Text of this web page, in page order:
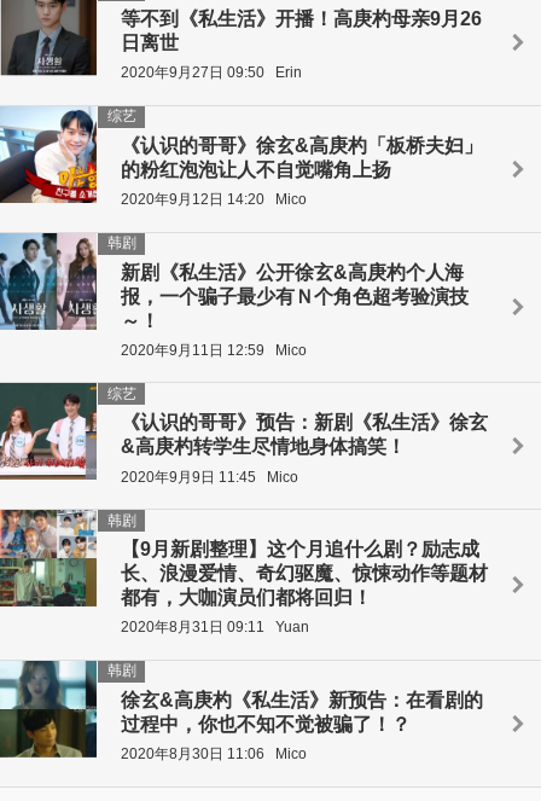
等不到《私生活》开播！高庚杓母亲9月26
日离世
2020年9月27日 09:50 Erin
《认识的哥哥》徐玄&高庚杓「板桥夫妇」
的粉红泡泡让人不自觉嘴角上扬
综艺
2020年9月12日 14:20 Mico
新剧《私生活》公开徐玄&高庚杓个人海
报，一个骗子最少有Ｎ个角色超考验演技
～！
韩剧
2020年9月11日 12:59 Mico
《认识的哥哥》预告：新剧《私生活》徐玄
&高庚杓转学生尽情地身体搞笑！
综艺
2020年9月9日 11:45 Mico
【9月新剧整理】这个月追什么剧？励志成
长、浪漫爱情、奇幻驱魔、惊悚动作等题材
都有，大咖演员们都将回归！
韩剧
2020年8月31日 09:11 Yuan
徐玄&高庚杓《私生活》新预告：在看剧的
过程中，你也不知不觉被骗了！？
韩剧
2020年8月30日 11:06 Mico